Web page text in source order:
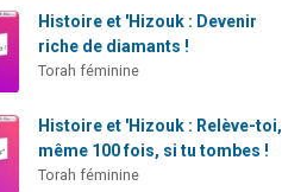
Histoire et 'Hizouk : Devenir
riche de diamants !
Torah féminine
Histoire et 'Hizouk : Relève-toi,
même 100 fois, si tu tombes !
Torah féminine